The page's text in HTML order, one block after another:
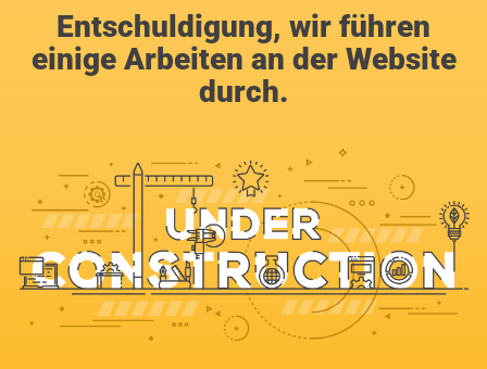
Entschuldigung, wir führen
einige Arbeiten an der Website
durch.